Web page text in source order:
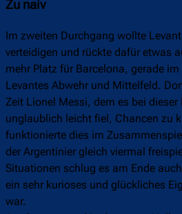
Zu naiv
Im zweiten Durchgang wollte
verteidigen und rückte dafür etwas
mehr Platz für Barcelona, gerade
Levantes Abwehr und Mittelfeld.
Zeit Lionel Messi, dem es bei dieser
unglaublich leicht fiel, Chancen zu
funktionierte dies im
der Argentinier gleich viermal
Situationen schlug es am Ende
ein sehr kurioses und glückliches
war.